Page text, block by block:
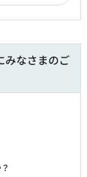
みなさまのご